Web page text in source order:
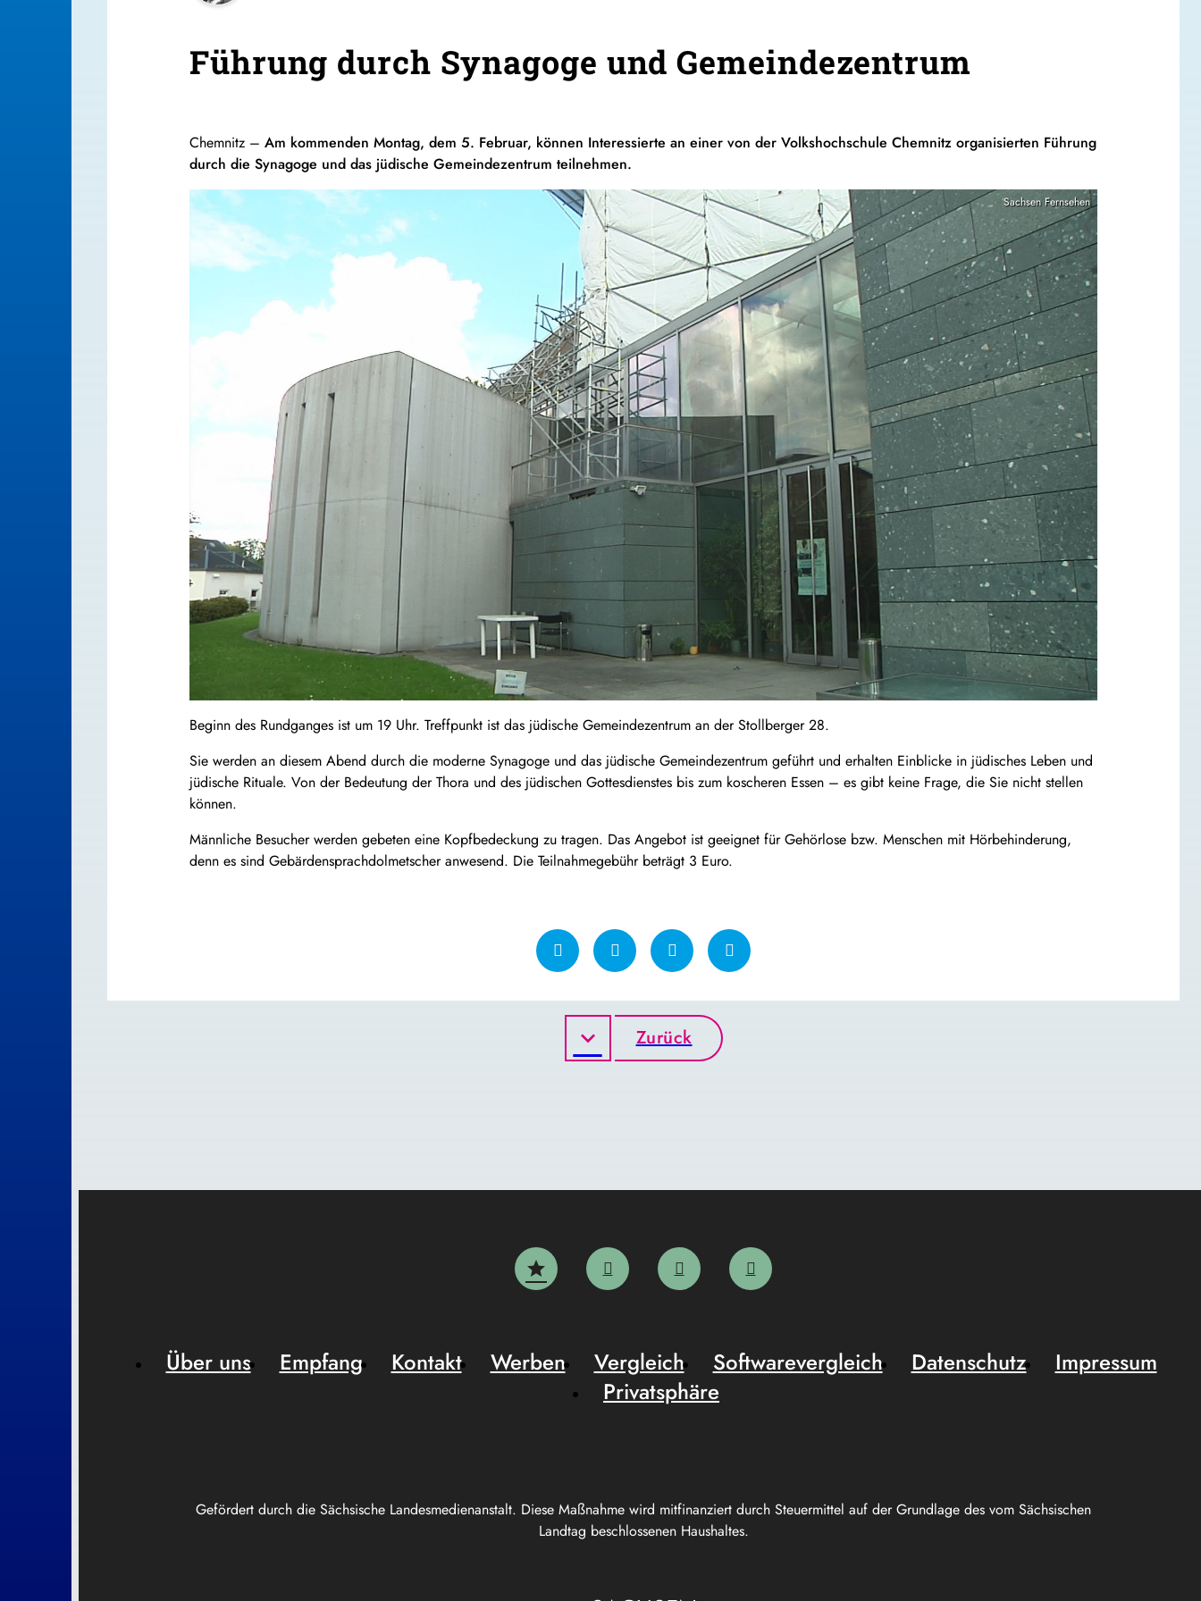
Führung durch Synagoge und Gemeindezentrum
Chemnitz – Am kommenden Montag, dem 5. Februar, können Interessierte an einer von der Volkshochschule Chemnitz organisierten Führung
durch die Synagoge und das jüdische Gemeindezentrum teilnehmen.
Sachsen Fernsehen
Beginn des Rundganges ist um 19 Uhr. Treffpunkt ist das jüdische Gemeindezentrum an der Stollberger 28.
Sie werden an diesem Abend durch die moderne Synagoge und das jüdische Gemeindezentrum geführt und erhalten Einblicke in jüdisches Leben und
jüdische Rituale. Von der Bedeutung der Thora und des jüdischen Gottesdienstes bis zum koscheren Essen – es gibt keine Frage, die Sie nicht stellen
können.
Männliche Besucher werden gebeten eine Kopfbedeckung zu tragen. Das Angebot ist geeignet für Gehörlose bzw. Menschen mit Hörbehinderung,
denn es sind Gebärdensprachdolmetscher anwesend. Die Teilnahmegebühr beträgt 3 Euro.
Zurück
Gefördert durch die Sächsische Landesmedienanstalt. Diese Maßnahme wird mitfinanziert durch Steuermittel auf der Grundlage des vom Sächsischen
Landtag beschlossenen Haushaltes.
Über uns Empfang Kontakt Werben Vergleich Softwarevergleich Datenschutz
Impressum
Privatsphäre